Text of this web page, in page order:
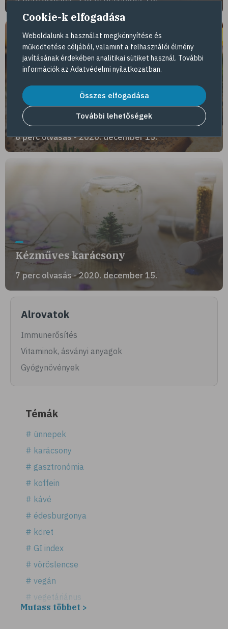
Karácsonyi menü egészséggel
fűszerezve
6 perc olvasás - 2020. december 15.
Kézműves karácsony
7 perc olvasás - 2020. december 15.
Alrovatok
Immunerősítés
Vitaminok, ásványi anyagok
Gyógynövények
Témák
# ünnepek
# karácsony
# gasztronómia
# koffein
# kávé
# édesburgonya
# köret
# GI index
# vöröslencse
# vegán
# vegetáriánus
# puffadás
Mutass többet >
Cookie-k elfogadása
Weboldalunk a használat megkönnyítése és
működtetése céljából, valamint a felhasználói élmény
javításának érdekében analitikai sütiket használ. További
információk az Adatvédelmi nyilatkozatban.
Összes elfogadása
További lehetőségek